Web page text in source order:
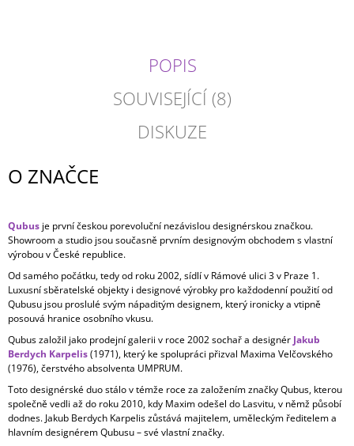
POPIS
SOUVISEJÍCÍ (8)
DISKUZE
O ZNAČCE
Qubus je první českou porevoluční nezávislou designérskou značkou.
Showroom a studio jsou současně prvním designovým obchodem s vlastní
výrobou v České republice.
Od samého počátku, tedy od roku 2002, sídlí v Rámové ulici 3 v Praze 1.
Luxusní sběratelské objekty i designové výrobky pro každodenní použití od
Qubusu jsou proslulé svým nápaditým designem, který ironicky a vtipně
posouvá hranice osobního vkusu.
Qubus založil jako prodejní galerii v roce 2002 sochař a designér Jakub
Berdych Karpelis(1971), který ke spolupráci přizval Maxima Velčovského
(1976), čerstvého absolventa UMPRUM.
Toto designérské duo stálo v témže roce za založením značky Qubus, kterou
společně vedli až do roku 2010, kdy Maxim odešel do Lasvitu, v němž působí
dodnes. Jakub Berdych Karpelis zůstává majitelem, uměleckým ředitelem a
hlavním designérem Qubusu – své vlastní značky.